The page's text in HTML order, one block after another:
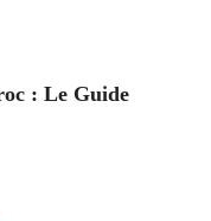
: Le Guide